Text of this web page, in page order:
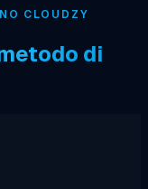
CLOUDZY
di